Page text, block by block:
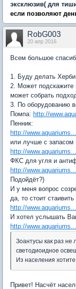
эксклюзив( для
если позволяют
RobG003
20 апр 2016
Всем большое
1. Буду делать
2. Может подскажите
может собрать
3. По оборудованию
Помпа: http://
Пенник:
http://
или лучше с запасом
http://
ФКС для угля и
http://
Подойдёт?)
И у меня вопрос
да, то стоит
http://
И хотел услышать
http://
Зоантусы как раз не
светодиоидное
Из населения
Привет! Насчёт